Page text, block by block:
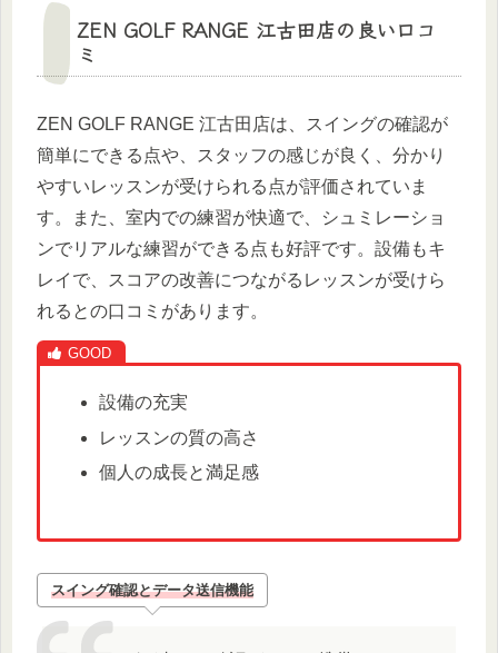
ZEN GOLF RANGE 江古田店の良い口コ
ミ
ZEN GOLF RANGE 江古田店は、スイングの確認が
簡単にできる点や、スタッフの感じが良く、分かり
やすいレッスンが受けられる点が評価されていま
す。また、室内での練習が快適で、シュミレーショ
ンでリアルな練習ができる点も好評です。設備もキ
レイで、スコアの改善につながるレッスンが受けら
れるとの口コミがあります。
設備の充実
レッスンの質の高さ
個人の成長と満足感
スイング確認とデータ送信機能